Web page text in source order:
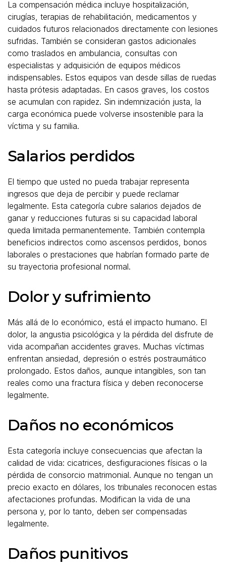
La compensación médica incluye hospitalización,
cirugías, terapias de rehabilitación, medicamentos y
cuidados futuros relacionados directamente con lesiones
sufridas. También se consideran gastos adicionales
como traslados en ambulancia, consultas con
especialistas y adquisición de equipos médicos
indispensables. Estos equipos van desde sillas de ruedas
hasta prótesis adaptadas. En casos graves, los costos
se acumulan con rapidez. Sin indemnización justa, la
carga económica puede volverse insostenible para la
víctima y su familia.
Salarios perdidos
El tiempo que usted no pueda trabajar representa
ingresos que deja de percibir y puede reclamar
legalmente. Esta categoría cubre salarios dejados de
ganar y reducciones futuras si su capacidad laboral
queda limitada permanentemente. También contempla
beneficios indirectos como ascensos perdidos, bonos
laborales o prestaciones que habrían formado parte de
su trayectoria profesional normal.
Dolor y sufrimiento
Más allá de lo económico, está el impacto humano. El
dolor, la angustia psicológica y la pérdida del disfrute de
vida acompañan accidentes graves. Muchas víctimas
enfrentan ansiedad, depresión o estrés postraumático
prolongado. Estos daños, aunque intangibles, son tan
reales como una fractura física y deben reconocerse
legalmente.
Daños no económicos
Esta categoría incluye consecuencias que afectan la
calidad de vida: cicatrices, desfiguraciones físicas o la
pérdida de consorcio matrimonial. Aunque no tengan un
precio exacto en dólares, los tribunales reconocen estas
afectaciones profundas. Modifican la vida de una
persona y, por lo tanto, deben ser compensadas
legalmente.
Daños punitivos